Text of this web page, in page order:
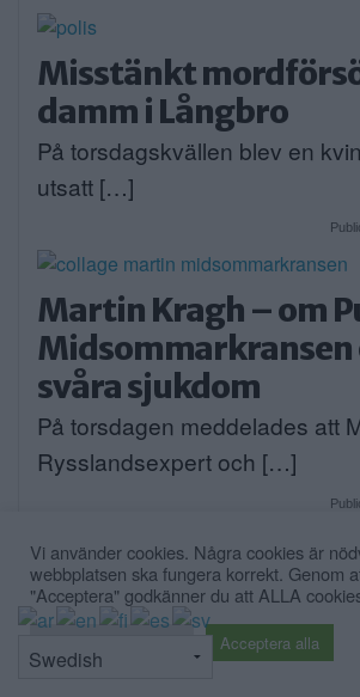
Misstänkt
damm i Långbro
På torsdagskvällen blev en
utsatt […]
Martin Kragh – om
Midsommarkransen
svåra sjukdom
På torsdagen meddelades att
Rysslandsexpert och […]
Vi använder cookies. Några cookies är
webbplatsen ska fungera korrekt. Genom
"Acceptera" godkänner du att ALLA
Acceptera alla